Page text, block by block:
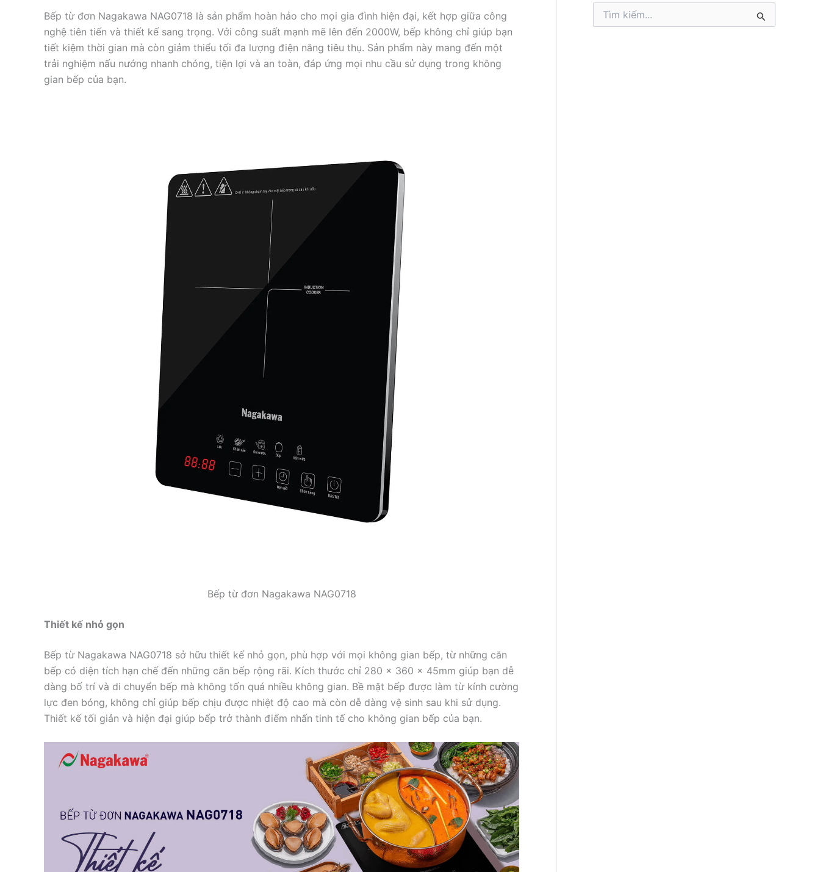
Bếp từ đơn Nagakawa NAG0718 là sản phẩm hoàn hảo cho mọi gia đình hiện đại, kết hợp giữa công
nghệ tiên tiến và thiết kế sang trọng. Với công suất mạnh mẽ lên đến 2000W, bếp không chỉ giúp bạn
tiết kiệm thời gian mà còn giảm thiểu tối đa lượng điện năng tiêu thụ. Sản phẩm này mang đến một
trải nghiệm nấu nướng nhanh chóng, tiện lợi và an toàn, đáp ứng mọi nhu cầu sử dụng trong không
gian bếp của bạn.
Bếp từ đơn Nagakawa NAG0718
Thiết kế nhỏ gọn
Bếp từ Nagakawa NAG0718 sở hữu thiết kế nhỏ gọn, phù hợp với mọi không gian bếp, từ những căn
bếp có diện tích hạn chế đến những căn bếp rộng rãi. Kích thước chỉ 280 x 360 x 45mm giúp bạn dễ
dàng bố trí và di chuyển bếp mà không tốn quá nhiều không gian. Bề mặt bếp được làm từ kính cường
lực đen bóng, không chỉ giúp bếp chịu được nhiệt độ cao mà còn dễ dàng vệ sinh sau khi sử dụng.
Thiết kế tối giản và hiện đại giúp bếp trở thành điểm nhấn tinh tế cho không gian bếp của bạn.